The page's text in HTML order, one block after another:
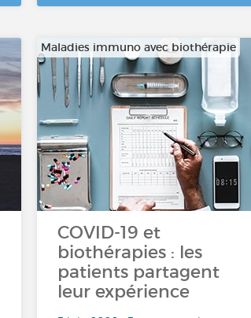
Maladies immuno avec biothérapie
COVID-19 et
biothérapies : les
patients partagent
leur expérience